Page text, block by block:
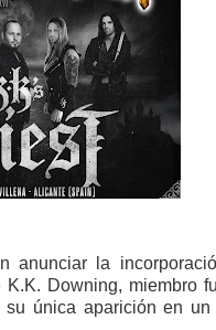
anunciar la
Downing, miembro
única aparición en un